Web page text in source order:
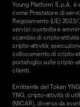
Young Platform S.p.A. è
come Prestatore di
Regolamento (UE)
servizi: custodia e
scambio di cripto-
cripto-attività;
collocamento di cripto-
portafoglio sulle cripto-
clienti.
Emittente del Token
YNG, cripto-attività di
(MiCAR), diversa da